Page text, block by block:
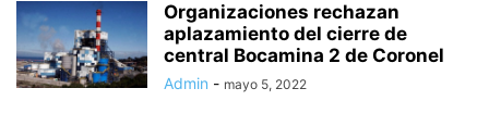
Organizaciones rechazan
aplazamiento del cierre de
central Bocamina 2 de Coronel
Admin - mayo 5, 2022